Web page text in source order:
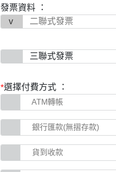
發票資料 ：
二聯式發票
三聯式發票
*選擇付費方式 ：
ATM轉帳
銀行匯款(無摺存款)
貨到收款